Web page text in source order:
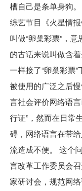
槽自己是条单身狗
综艺节目《火星情
叫做“卵巢彩票”，
的古话来说叫做含
一样接了“卵巢彩票”
被使用的广泛之后
言社会评价网络语
行证”，然而在日常
碍，网络语言在带
流造成不便。 这个
言改革工作委员会
家研讨会，规范网